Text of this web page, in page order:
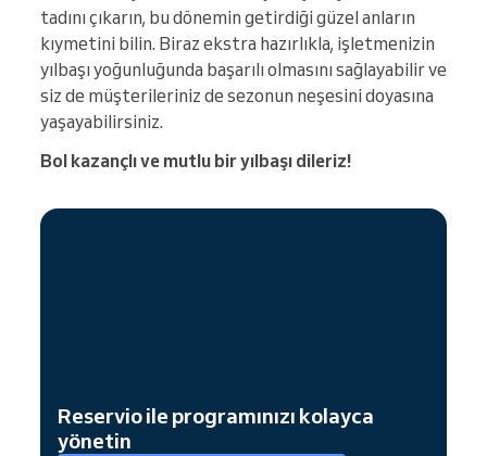
tadını çıkarın, bu dönemin getirdiği güzel anların
kıymetini bilin. Biraz ekstra hazırlıkla, işletmenizin
yılbaşı yoğunluğunda başarılı olmasını sağlayabilir ve
siz de müşterileriniz de sezonun neşesini doyasına
yaşayabilirsiniz.
Bol kazançlı ve mutlu bir yılbaşı dileriz!
Reservio ile programınızı kolayca
yönetin